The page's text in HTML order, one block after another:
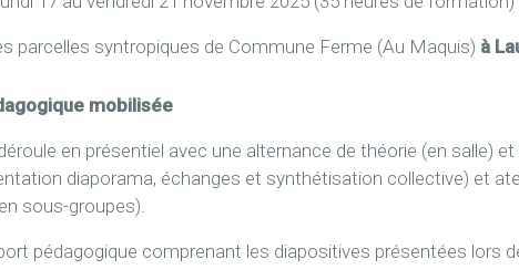
parcelles syntropiques de Commune Ferme (Au Maquis) à
mobilisée
en présentiel avec une alternance de théorie (en salle)
diaporama, échanges et synthétisation collective) et
sous-groupes).
pédagogique comprenant les diapositives présentées lors